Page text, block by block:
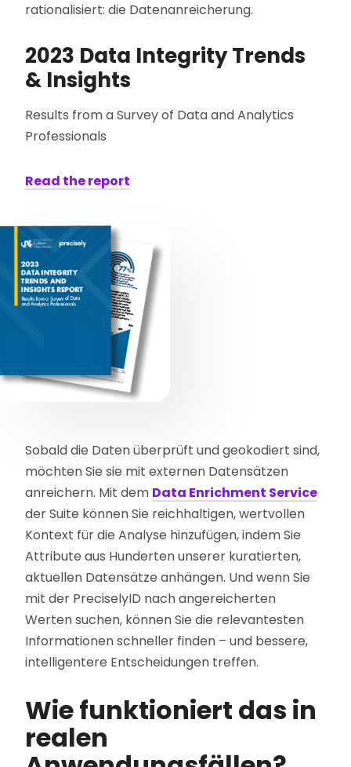
rationalisiert: die Datenanreicherung.
2023 Data Integrity Trends
& Insights
Results from a Survey of Data and Analytics
Professionals
Read the report
Sobald die Daten überprüft und geokodiert sind,
möchten Sie sie mit externen Datensätzen
anreichern. Mit dem Data Enrichment Service
der Suite können Sie reichhaltigen, wertvollen
Kontext für die Analyse hinzufügen, indem Sie
Attribute aus Hunderten unserer kuratierten,
aktuellen Datensätze anhängen. Und wenn Sie
mit der PreciselyID nach angereicherten
Werten suchen, können Sie die relevantesten
Informationen schneller finden – und bessere,
intelligentere Entscheidungen treffen.
Wie funktioniert das in
realen